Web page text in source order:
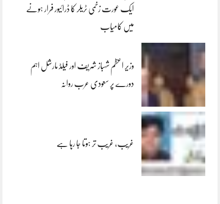
ایک عورت زخمی ٹریلر کا ڈرائیور فرار ہونے
میں کامیاب
وزیر اعظم شہباز شریف اور فیلڈ مارشل اہم
دورے پر سعودی عرب روانہ
غریب، غریب تر ہوتا جا رہا ہے